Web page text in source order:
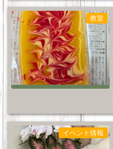
教室
イベント情報